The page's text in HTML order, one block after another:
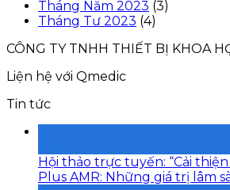
Tháng Năm 2023 (3)
Tháng Tư 2023 (4)
CÔNG TY TNHH THIẾT BỊ KHOA
Liện hệ với Qmedic
Tin tức
Hội thảo trực tuyến: “Cải
Plus AMR: Những giá trị lâm